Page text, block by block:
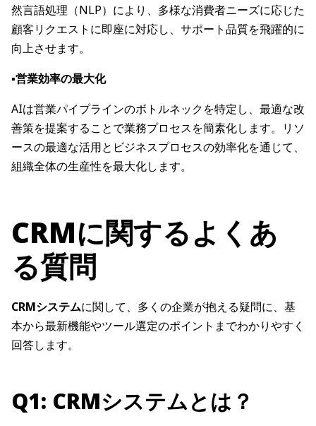
然言語処理（NLP）により、多様な消費者ニーズに応じた
顧客リクエストに即座に対応し、サポート品質を飛躍的に
向上させます。
▪️営業効率の最大化
AIは営業パイプラインのボトルネックを特定し、最適な改
善策を提案することで業務プロセスを簡素化します。リソ
ースの最適な活用とビジネスプロセスの効率化を通じて、
組織全体の生産性を最大化します。
CRMに関するよくあ
る質問
CRMシステムに関して、多くの企業が抱える疑問に、基
本から最新機能やツール選定のポイントまでわかりやすく
回答します。
Q1: CRMシステムとは？